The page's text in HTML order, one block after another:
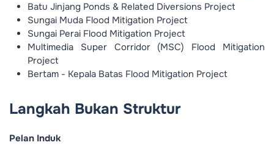
Batu Jinjang Ponds & Related Diversions Project
Sungai Muda Flood Mitigation Project
Sungai Perai Flood Mitigation Project
Multimedia Super Corridor (MSC) Flood Mitigation
Project
Bertam - Kepala Batas Flood Mitigation Project
Langkah Bukan Struktur
Pelan Induk